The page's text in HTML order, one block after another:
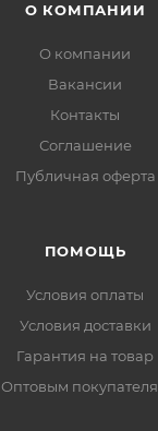
О КОМПАНИИ
О компании
Вакансии
Контакты
Соглашение
Публичная оферта
ПОМОЩЬ
Условия оплаты
Условия доставки
Гарантия на товар
Оптовым